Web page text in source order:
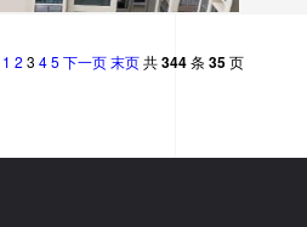
1 2 3 45 下一页末页共344条 35页